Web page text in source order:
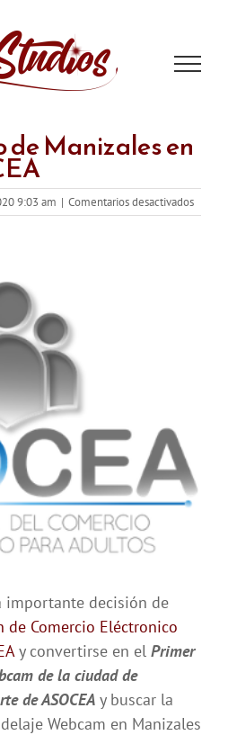
de Manizales en
9:03 am | Comentarios desactivadosen
Primer
importante decisión de
de Comercio Eléctronico
y convertirse en el Primer
de la ciudad de
de ASOCEA y buscar la
Webcam en Manizales